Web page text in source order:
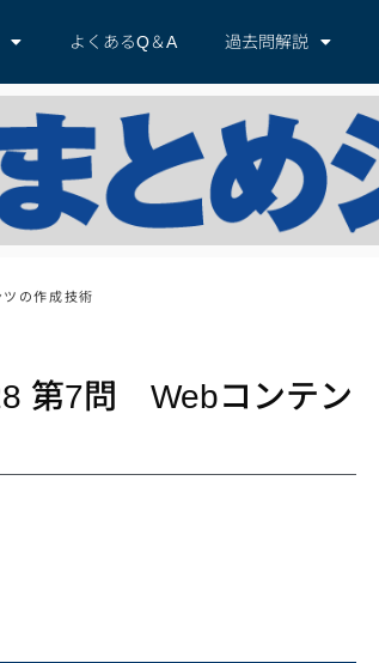
よくあるQ＆A 過去問解説
の作成技術
第7問 Webコンテン